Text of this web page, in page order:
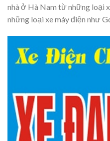
nhà ở Hà Nam từ những loại
những loại xe máy điện như